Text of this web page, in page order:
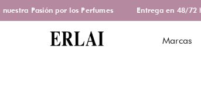
Pasión por los Perfumes Entrega en 48/72 h
Marcas